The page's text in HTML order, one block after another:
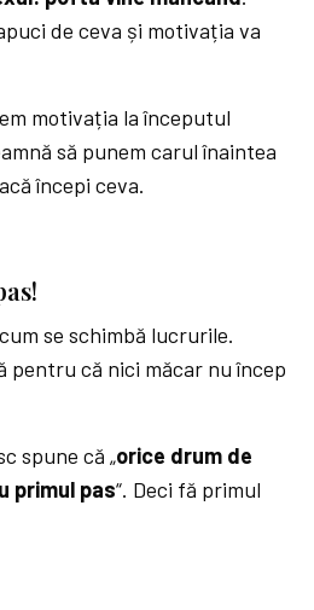
de ceva și motivația va
motivația la începutul
să punem carul înaintea
începi ceva.
se schimbă lucrurile.
pentru că nici măcar nu încep
spune că „orice drum de
primul pas“. Deci fă primul